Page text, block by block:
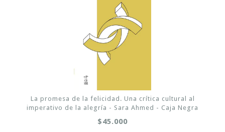
La promesa de la felicidad. Una crítica cultural al
imperativo de la alegría - Sara Ahmed - Caja Negra
$45.000